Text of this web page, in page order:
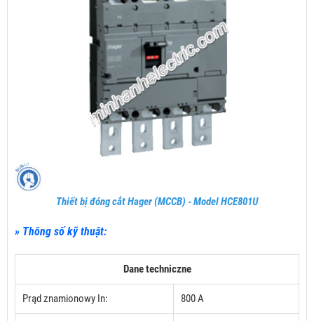
Thiết bị đóng cắt Hager (MCCB) - Model HCE801U
» Thông số kỹ thuật:
Dane techniczne
Prąd znamionowy In: 800 A